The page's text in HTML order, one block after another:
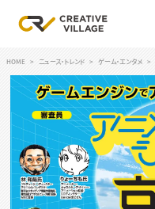
ログイン
RECRUIT
クリエイター求人を探す
HOME ニュース・トレンド ゲーム・エンタメ